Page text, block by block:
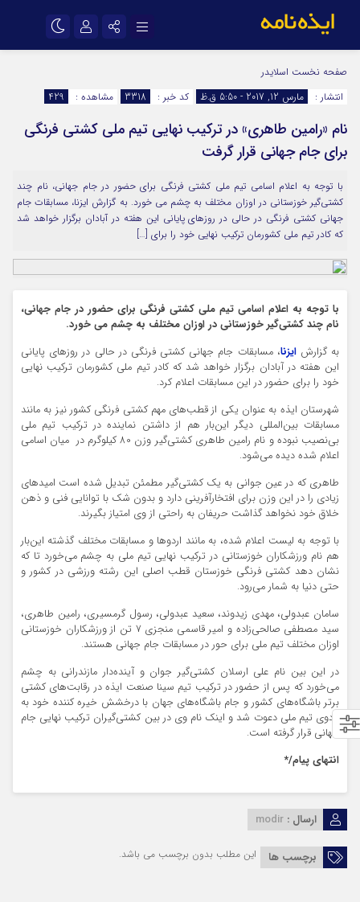
اینستاگرام
سروش
ایتا
آپارات
اپلیکیشن رمز عبور
مرا به خاطر بسپار
صفحه نخست اسلایدر
انتشار :
مارس 12, 2017 - 5:50 ق.ظ کد خبر : 3318 مشاهده : 429
نام «رامین طاهری» در ترکیب نهایی تیم ملی کشتی فرنگی
برای جام جهانی قرار گرفت
با توجه به اعلام اسامی تیم ملی کشتی فرنگی برای حضور در جام جهانی، نام چند
کشتی‌گیر خوزستانی در اوزان مختلف به چشم می خورد. به گزارش ایزنا، مسابقات جام
جهانی کشتی فرنگی در حالی در روزهای پایانی این هفته در آبادان برگزار خواهد شد
که کادر تیم ملی کشورمان ترکیب نهایی خود را برای […]
با توجه به اعلام اسامی تیم ملی کشتی فرنگی برای حضور در جام جهانی،
نام چند کشتی‌گیر خوزستانی در اوزان مختلف به چشم می خورد.
به گزارشایزنا، مسابقات جام جهانی کشتی فرنگی در حالی در روزهای پایانی
این هفته در آبادان برگزار خواهد شد که کادر تیم ملی کشورمان ترکیب نهایی
خود را برای حضور در این مسابقات اعلام کرد.
شهرستان ایذه به عنوان یکی از قطب‌های مهم کشتی فرنگی کشور نیز به مانند
مسابقات بین‌المللی دیگر این‌بار هم از داشتن نماینده در ترکیب تیم ملی
بی‌نصیب نبوده و نام رامین طاهری کشتی‌گیر وزن 80 کیلوگرم در میان اسامی
اعلام شده دیده می‌شود.
طاهری که در عین جوانی به یک کشتی‌گیر مطمئن تبدیل شده است امیدهای
زیادی را در این وزن برای افتخارآفرینی دارد و بدون شک با توانایی فنی و ذهن
خلاق خود نخواهد گذاشت حریفان به راحتی از وی امتیاز بگیرند.
با توجه به لیست اعلام شده، به مانند اردوها و مسابقات مختلف گذشته این‌بار
هم نام ورزشکاران خوزستانی در ترکیب نهایی تیم ملی به چشم می‌خورد تا که
نشان دهد کشتی فرنگی خوزستان قطب اصلی این رشته ورزشی در کشور و
حتی دنیا به شمار می‌رود.
سامان عبدولی، مهدی زیدوند، سعید عبدولی، رسول گرمسیری، رامین طاهری،
سید مصطفی صالحی‌زاده و امیر قاسمی منجزی 7 تن از ورزشکاران خوزستانی
اوزان مختلف تیم ملی برای حور در مسابقات جام جهانی هستند.
در این بین نام علی ارسلان کشتی‌گیر جوان و آینده‌دار مازندرانی به چشم
می‌خورد که پس از حضور در ترکیب تیم سینا صنعت ایذه در رقابت‌های کشتی
برتر باشگاه‌های کشور و جام باشگاه‌های جهان با درخشش خیره کننده خود به
اردوی تیم ملی دعوت شد و اینک نام وی در بین کشتی‌گیران ترکیب نهایی جام
جهانی قرار گرفته است.
انتهای پیام/*
ارسال : modir
برچسب ها این مطلب بدون برچسب می باشد.